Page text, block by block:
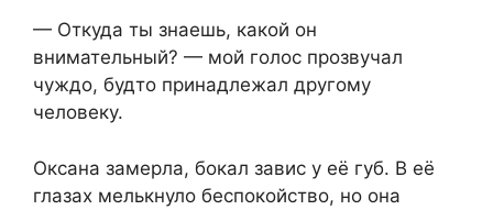
— Откуда ты знаешь, какой он
внимательный? — мой голос прозвучал
чуждо, будто принадлежал другому
человеку.
Оксана замерла, бокал завис у её губ. В её
глазах мелькнуло беспокойство, но она